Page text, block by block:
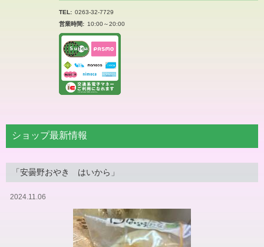
TEL
0263-32-7729
営業時間
10:00～20:00
ショップ最新情報
「安曇野おやき はいから」
2024.11.06